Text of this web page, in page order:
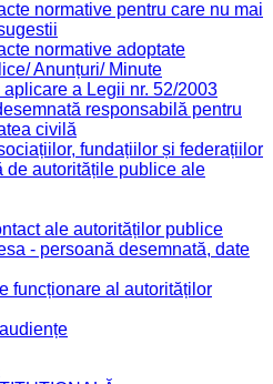
normative pentru care nu mai
normative adoptate
Anunțuri/ Minute
a Legii nr. 52/2003
responsabilă pentru
civilă
fundațiilor și federațiilor
de autoritățile publice ale
ale autorităților publice
- persoană desemnată, date
funcționare al autorităților